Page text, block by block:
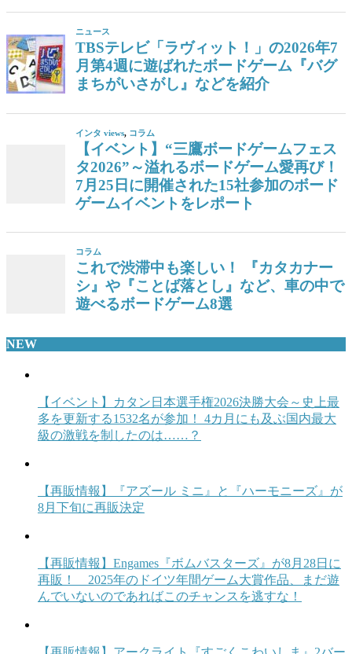
NEW
【イベント】カタン日本選手権2026決勝大会～史上最
多を更新する1532名が参加！ 4カ月にも及ぶ国内最大
級の激戦を制したのは……？
【再販情報】『アズール ミニ』と『ハーモニーズ』が
8月下旬に再販決定
【再販情報】Engames『ボムバスターズ』が8月28日に
再販！ 2025年のドイツ年間ゲーム大賞作品、まだ遊
んでいないのであればこのチャンスを逃すな！